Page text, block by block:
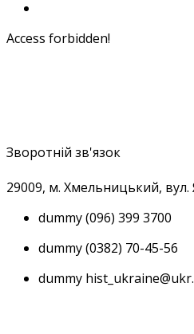
Access forbidden!
Зворотній зв'язок
29009, м. Хмельницький,
dummy(096) 399 3700
dummy(0382) 70-45-56
dummy